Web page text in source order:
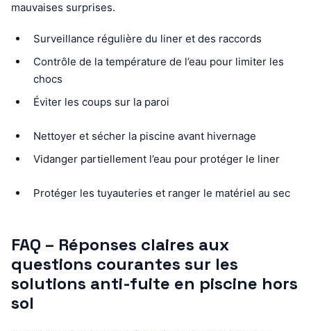
mauvaises surprises.
Surveillance régulière du liner et des raccords
Contrôle de la température de l’eau pour limiter les
chocs
Éviter les coups sur la paroi
Nettoyer et sécher la piscine avant hivernage
Vidanger partiellement l’eau pour protéger le liner
Protéger les tuyauteries et ranger le matériel au sec
FAQ – Réponses claires aux
questions courantes sur les
solutions anti-fuite en piscine hors
sol